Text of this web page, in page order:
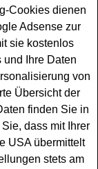
im
der
hinter den
schöne
glückliche
Cookies dienen
Adsense zur
sie kostenlos
Ihre Daten
von
Übersicht der
finden Sie in
dass mit Ihrer
USA übermittelt
stets am